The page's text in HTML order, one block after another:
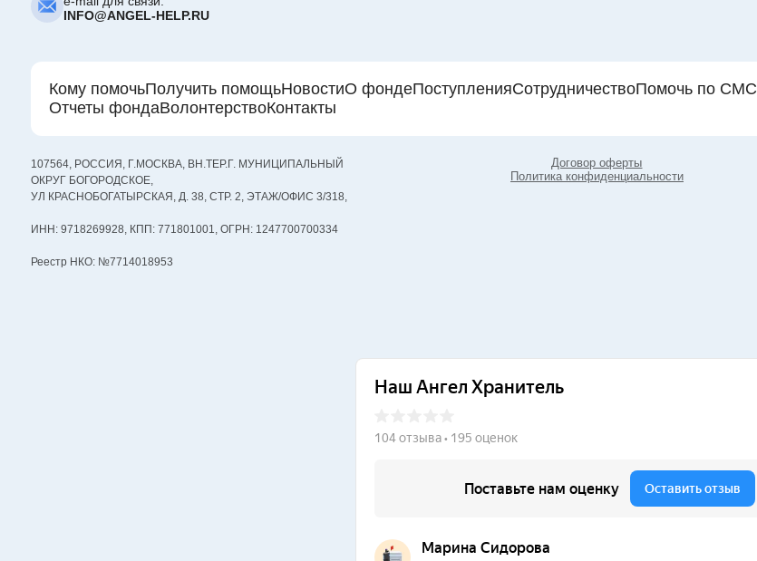
INFO@ANGEL-HELP.RU
Кому помочьПолучить помощьНовостиО фондеПоступленияСотрудничествоПомочь по СМС
Отчеты фондаВолонтерствоКонтакты
107564, РОССИЯ, Г.МОСКВА, ВН.ТЕР.Г. МУНИЦИПАЛЬНЫЙ
ОКРУГ БОГОРОДСКОЕ,
УЛ КРАСНОБОГАТЫРСКАЯ, Д. 38, СТР. 2, ЭТАЖ/ОФИС 3/318,
ИНН: 9718269928, КПП: 771801001, ОГРН: 1247700700334
Реестр НКО: №7714018953
Договор оферты
Политика конфиденциальности